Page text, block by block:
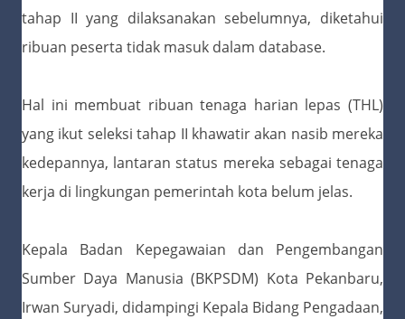
tahap II yang dilaksanakan sebelumnya, diketahui
ribuan peserta tidak masuk dalam database.
Hal ini membuat ribuan tenaga harian lepas (THL)
yang ikut seleksi tahap II khawatir akan nasib mereka
kedepannya, lantaran status mereka sebagai tenaga
kerja di lingkungan pemerintah kota belum jelas.
Kepala Badan Kepegawaian dan Pengembangan
Sumber Daya Manusia (BKPSDM) Kota Pekanbaru,
Irwan Suryadi, didampingi Kepala Bidang Pengadaan,